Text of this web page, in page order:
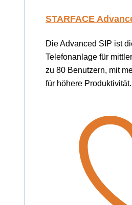
STARFACE
Die Advanced SIP ist
Telefonanlage für
zu 80 Benutzern, mit
für höhere Produktivität.